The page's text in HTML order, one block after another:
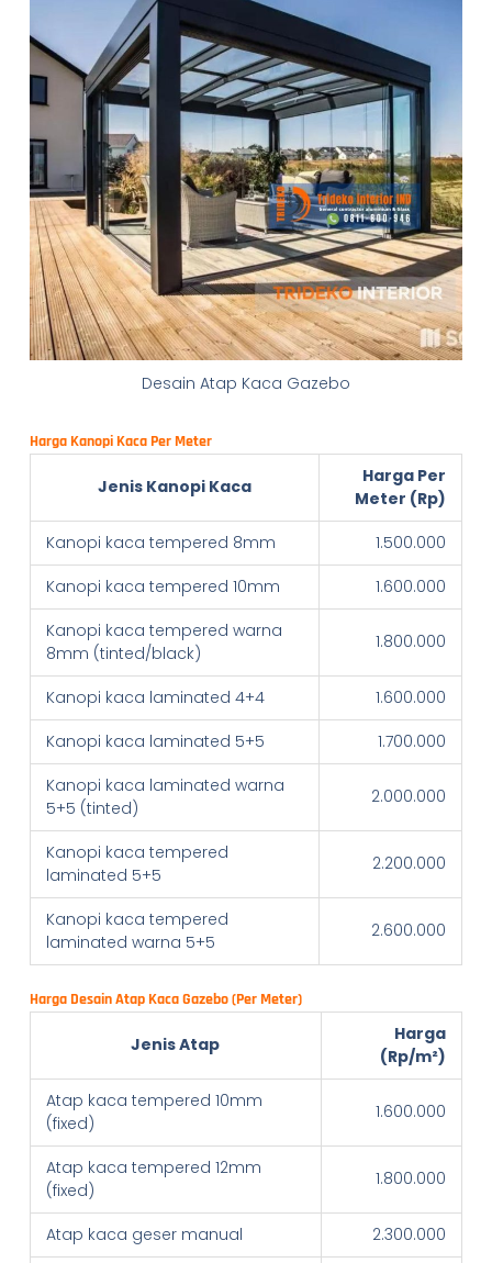
Desain Atap Kaca Gazebo
Harga Kanopi Kaca Per Meter
Jenis Kanopi Kaca
Harga Per
Meter (Rp)
Kanopi kaca tempered 8mm
1.500.000
Kanopi kaca tempered 10mm
1.600.000
Kanopi kaca tempered warna
8mm (tinted/black)
1.800.000
Kanopi kaca laminated 4+4
1.600.000
Kanopi kaca laminated 5+5
1.700.000
Kanopi kaca laminated warna
5+5 (tinted)
2.000.000
Kanopi kaca tempered
laminated 5+5
2.200.000
Kanopi kaca tempered
laminated warna 5+5
2.600.000
Harga Desain Atap Kaca Gazebo (Per Meter)
Jenis Atap
Harga
(Rp/m²)
Atap kaca tempered 10mm
(fixed)
1.600.000
Atap kaca tempered 12mm
(fixed)
1.800.000
Atap kaca geser manual
2.300.000